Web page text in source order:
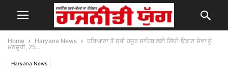
Home Haryana News
ਹਰਿਆਣਾ ਤੋਂ ਸ੍ਰੀ ਹਜ਼ੂਰ ਸਾਹਿਬ ਲਈ ਸਿੱਧੀ ਉਡਾਣ ਸੇਵਾ ਨੂੰ
ਮਨਜ਼ੂਰੀ, 25...
Haryana News